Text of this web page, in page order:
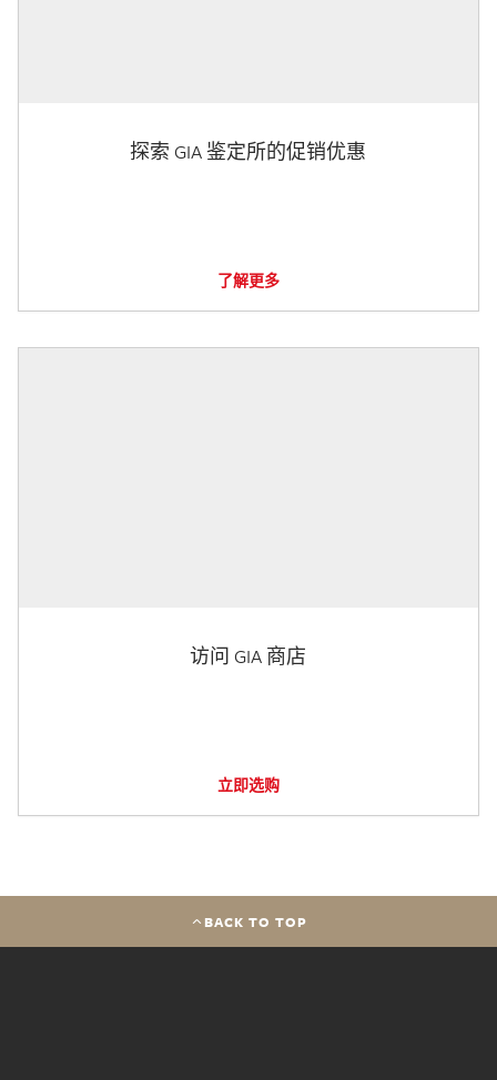
探索 GIA 鉴定所的促销优惠
了解更多
访问 GIA 商店
立即选购
BACK TO TOP